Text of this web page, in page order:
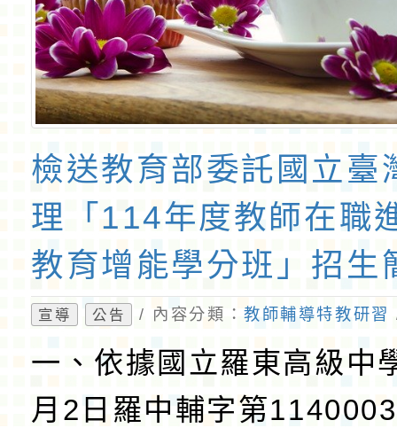
檢送教育部委託國立臺
理「114年度教師在職
教育增能學分班」招生
份，請踴躍報名參加，
宣導 公告 / 內容分類：教師輔導特教研習
一、依據國立羅東高級中
月2日羅中輔字第